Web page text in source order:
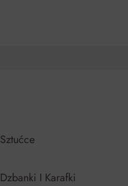
Sztućce
Dzbanki I Karafki